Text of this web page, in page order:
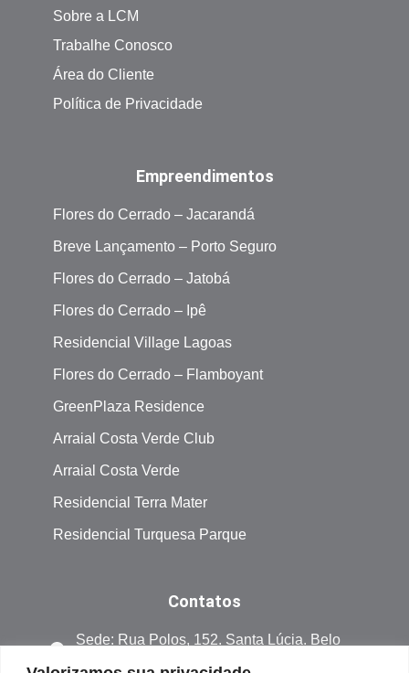
Sobre a LCM
Trabalhe Conosco
Área do Cliente
Política de Privacidade
Empreendimentos
Flores do Cerrado – Jacarandá
Breve Lançamento – Porto Seguro
Flores do Cerrado – Jatobá
Flores do Cerrado – Ipê
Residencial Village Lagoas
Flores do Cerrado – Flamboyant
GreenPlaza Residence
Arraial Costa Verde Club
Arraial Costa Verde
Residencial Terra Mater
Residencial Turquesa Parque
Contatos
Sede: Rua Polos, 152. Santa Lúcia. Belo